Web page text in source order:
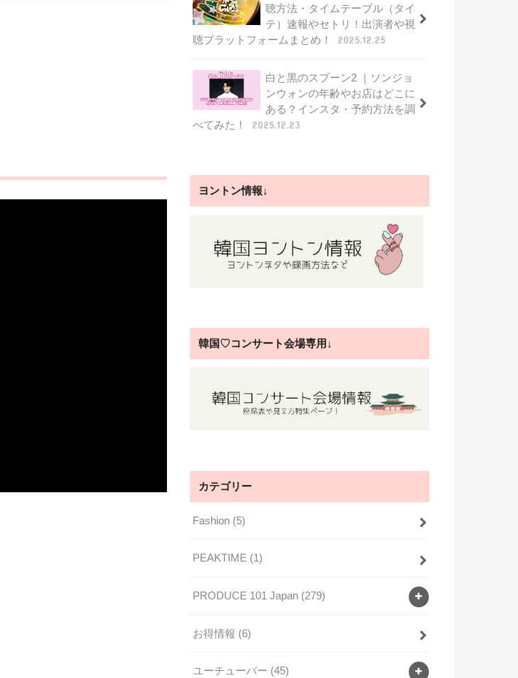
聴方法・タイムテーブル（タイ
テ）速報やセトリ！出演者や視
聴プラットフォームまとめ！
2025.12.25
白と黒のスプーン2 ｜ソンジョ
ンウォンの年齢やお店はどこに
ある？インスタ・予約方法を調
べてみた！
2025.12.23
ヨントン情報↓
韓国♡コンサート会場専用↓
カテゴリー
Fashion (5)
PEAKTIME (1)
PRODUCE 101 Japan (279)
お得情報 (6)
ユーチューバー (45)